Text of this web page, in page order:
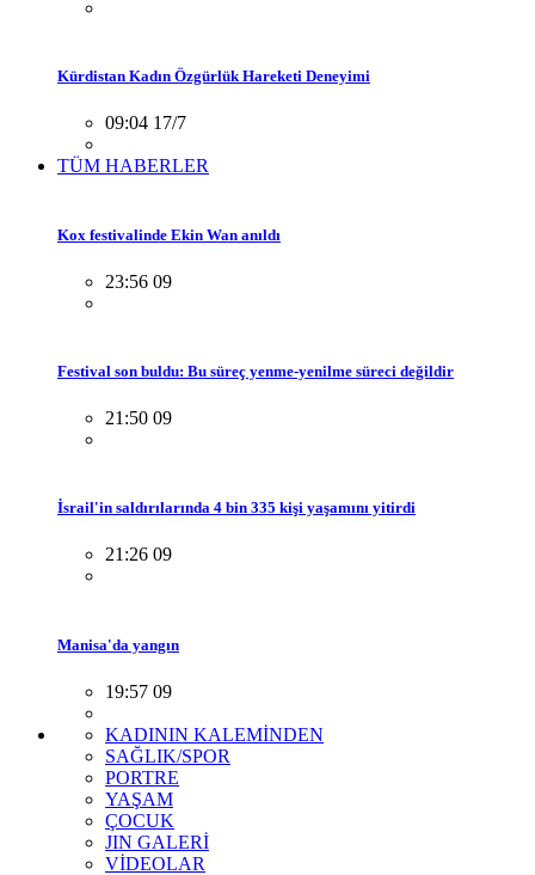
Kürdistan Kadın Özgürlük Hareketi Deneyimi
09:04 17/7
TÜM HABERLER
Kox festivalinde Ekin Wan anıldı
23:56 09
Festival son buldu: Bu süreç yenme-yenilme süreci değildir
21:50 09
İsrail'in saldırılarında 4 bin 335 kişi yaşamını yitirdi
21:26 09
Manisa'da yangın
19:57 09
KADININ KALEMİNDEN
SAĞLIK/SPOR
PORTRE
YAŞAM
ÇOCUK
JIN GALERİ
VİDEOLAR